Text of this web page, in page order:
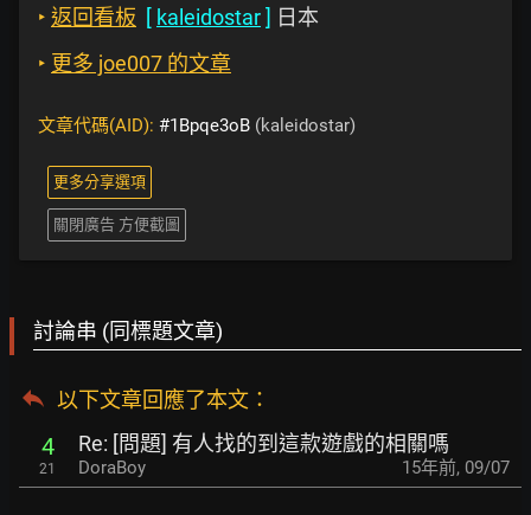
‣ 返回看板 [ kaleidostar] 日本
‣ 更多 joe007 的文章
文章代碼(AID): #1Bpqe3oB (kaleidostar)
更多分享選項
關閉廣告 方便截圖
討論串 (同標題文章)
以下文章回應了本文 ：
4
21
Re: [問題] 有人找的到這款遊戲的相關嗎
DoraBoy 15年前, 09/07